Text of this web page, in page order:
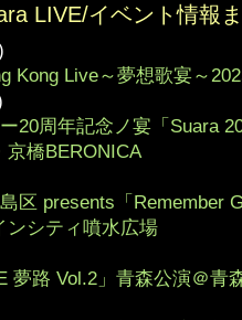
LIVE/イベント情報
Kong Live～夢想歌宴～
20周年記念ノ宴「Suara
京橋BERONICA
区 presents「Remember
ンシティ噴水広場
夢路 Vol.2」青森公演＠青